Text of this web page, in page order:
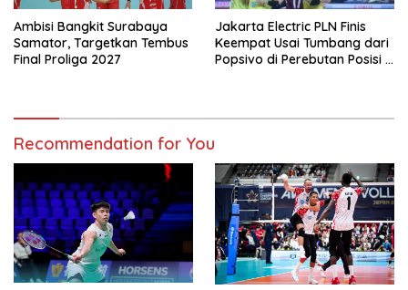
Ambisi Bangkit Surabaya
Samator, Targetkan Tembus
Final Proliga 2027
Jakarta Electric PLN Finis
Keempat Usai Tumbang dari
Popsivo di Perebutan Posisi 3
Recommendation for You